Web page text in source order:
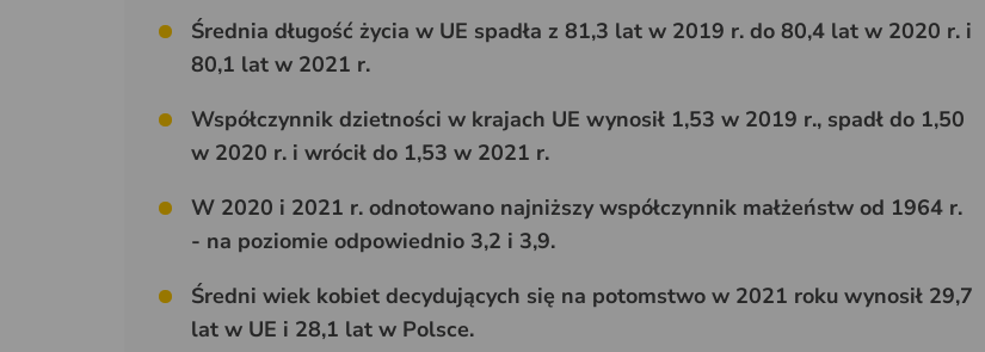
Średnia długość życia w UE spadła z 81,3 lat w 2019 r. do 80,4 lat w 2020 r. i
80,1 lat w 2021 r.
Współczynnik dzietności w krajach UE wynosił 1,53 w 2019 r., spadł do 1,50
w 2020 r. i wrócił do 1,53 w 2021 r.
W 2020 i 2021 r. odnotowano najniższy współczynnik małżeństw od 1964 r.
- na poziomie odpowiednio 3,2 i 3,9.
Średni wiek kobiet decydujących się na potomstwo w 2021 roku wynosił 29,7
lat w UE i 28,1 lat w Polsce.